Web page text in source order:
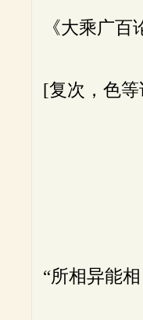
《大乘广百
[复次，色
“所相异能